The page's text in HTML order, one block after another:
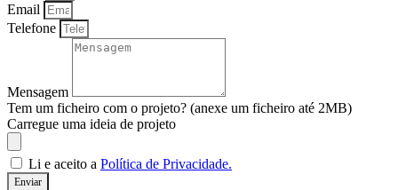
Email
Telefone
Mensagem
Tem um ficheiro com o projeto? (anexe um ficheiro até 2MB)
Carregue uma ideia de projeto
Li e aceito a Política de Privacidade.
Enviar